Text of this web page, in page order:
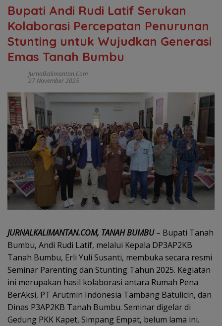
Bupati Andi Rudi Latif Serukan
Kolaborasi Percepatan Penurunan
Stunting untuk Wujudkan Generasi
Emas Tanah Bumbu
Jurnalkalimantan.com
27 November 2025
JURNALKALIMANTAN.COM, TANAH BUMBU– Bupati Tanah
Bumbu, Andi Rudi Latif, melalui Kepala DP3AP2KB
Tanah Bumbu, Erli Yuli Susanti, membuka secara resmi
Seminar Parenting dan Stunting Tahun 2025. Kegiatan
ini merupakan hasil kolaborasi antara Rumah Pena
BerAksi, PT Arutmin Indonesia Tambang Batulicin, dan
Dinas P3AP2KB Tanah Bumbu. Seminar digelar di
Gedung PKK Kapet, Simpang Empat, belum lama ini.